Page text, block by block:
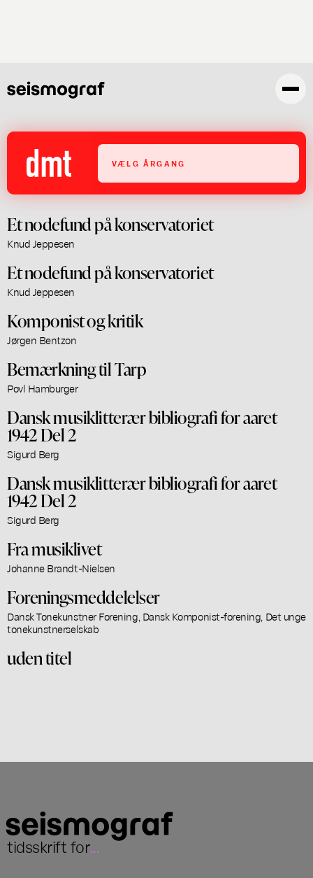
VÆLG ÅRGANG
Et nodefund på konservatoriet
Knud Jeppesen
Et nodefund på konservatoriet
Knud Jeppesen
Komponist og kritik
Jørgen Bentzon
Bemærkning til Tarp
Povl Hamburger
Dansk musiklitterær bibliografi for aaret
1942 Del 2
Sigurd Berg
Dansk musiklitterær bibliografi for aaret
1942 Del 2
Sigurd Berg
Fra musiklivet
Johanne Brandt-Nielsen
Foreningsmeddelelser
Dansk Tonekunstner Forening, Dansk Komponist-forening, Det unge
tonekunstnerselskab
uden titel
tidsskrift for...